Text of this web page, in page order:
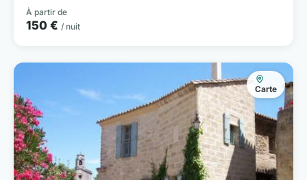
À partir de
150 € / nuit
Carte